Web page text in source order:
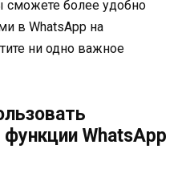
сможете более удобно
в WhatsApp на
ни одно важное
WhatsApp